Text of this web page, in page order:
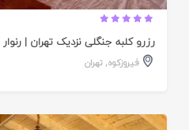
رزرو کلبه جنگلی نزدیک تهران | رنوار
فیروزکوه,تهران